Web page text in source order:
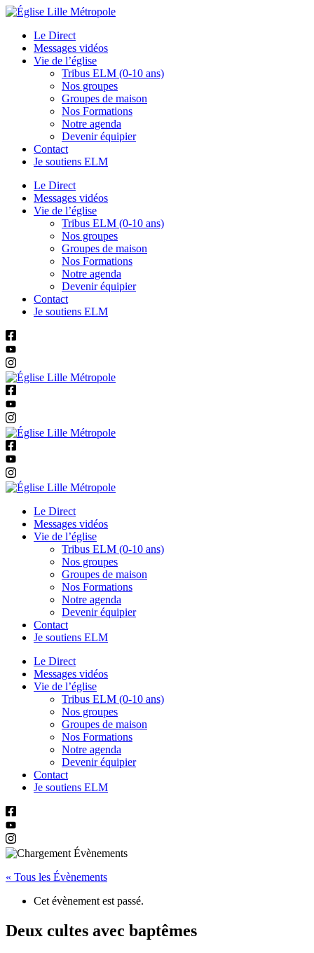
Le Direct
Messages vidéos
Vie de l’église
Tribus ELM (0-10 ans)
Nos groupes
Groupes de maison
Nos Formations
Notre agenda
Devenir équipier
Contact
Je soutiens ELM
Le Direct
Messages vidéos
Vie de l’église
Tribus ELM (0-10 ans)
Nos groupes
Groupes de maison
Nos Formations
Notre agenda
Devenir équipier
Contact
Je soutiens ELM
Le Direct
Messages vidéos
Vie de l’église
Tribus ELM (0-10 ans)
Nos groupes
Groupes de maison
Nos Formations
Notre agenda
Devenir équipier
Contact
Je soutiens ELM
Le Direct
Messages vidéos
Vie de l’église
Tribus ELM (0-10 ans)
Nos groupes
Groupes de maison
Nos Formations
Notre agenda
Devenir équipier
Contact
Je soutiens ELM
« Tous les Évènements
Cet évènement est passé.
Deux cultes avec baptêmes